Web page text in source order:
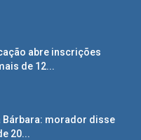
abre inscrições
de 12...
Bárbara: morador disse
20...